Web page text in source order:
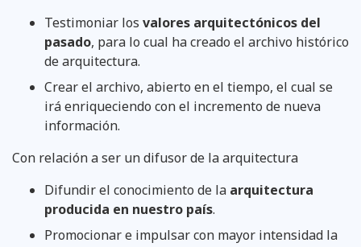
Testimoniar los valores arquitectónicos del
pasado, para lo cual ha creado el archivo histórico
de arquitectura.
Crear el archivo, abierto en el tiempo, el cual se
irá enriqueciendo con el incremento de nueva
información.
Con relación a ser un difusor de la arquitectura
Difundir el conocimiento de la arquitectura
producida en nuestro país.
Promocionar e impulsar con mayor intensidad la